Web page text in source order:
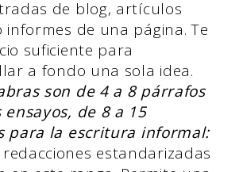
de blog, artículos
informes de una página. Te
suficiente para
a fondo una sola idea.
son de 4 a 8 párrafos
de 8 a 15
para la escritura informal:
estandarizadas